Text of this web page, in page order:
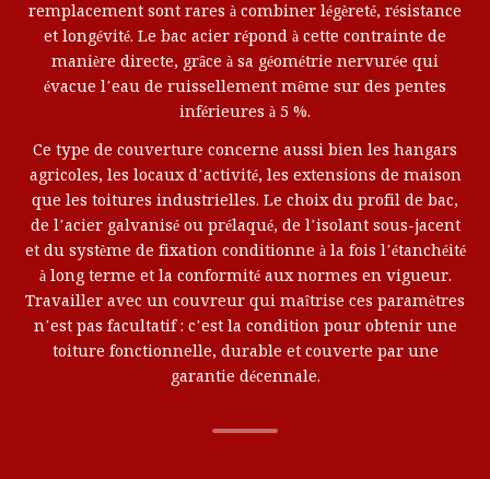
remplacement sont rares à combiner légèreté, résistance
et longévité. Le bac acier répond à cette contrainte de
manière directe, grâce à sa géométrie nervurée qui
évacue l’eau de ruissellement même sur des pentes
inférieures à 5 %.
Ce type de couverture concerne aussi bien les hangars
agricoles, les locaux d’activité, les extensions de maison
que les toitures industrielles. Le choix du profil de bac,
de l’acier galvanisé ou prélaqué, de l’isolant sous-jacent
et du système de fixation conditionne à la fois l’étanchéité
à long terme et la conformité aux normes en vigueur.
Travailler avec un couvreur qui maîtrise ces paramètres
n’est pas facultatif : c’est la condition pour obtenir une
toiture fonctionnelle, durable et couverte par une
garantie décennale.